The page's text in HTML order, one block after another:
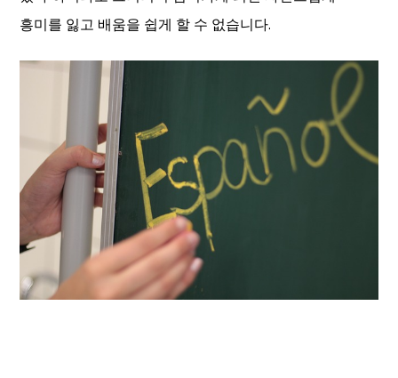
흥미를 잃고 배움을 쉽게 할 수 없습니다.